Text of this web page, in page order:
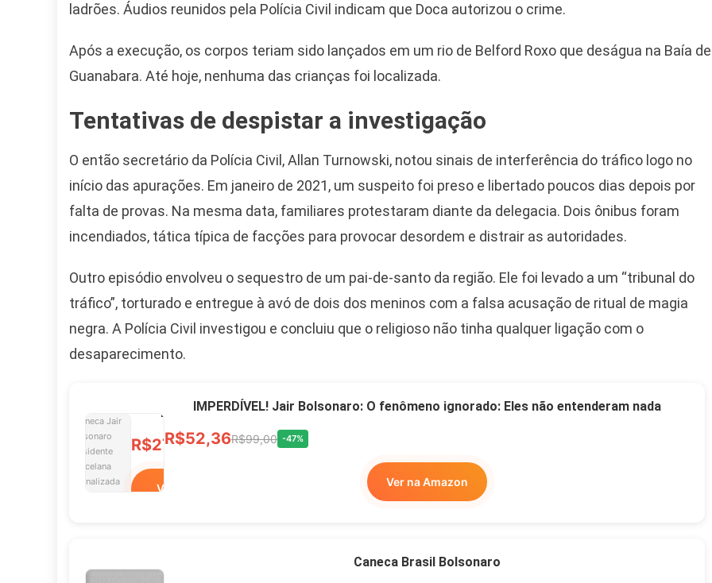
ladrões. Áudios reunidos pela Polícia Civil indicam que Doca autorizou o crime.
Após a execução, os corpos teriam sido lançados em um rio de Belford Roxo que deságua na Baía de
Guanabara. Até hoje, nenhuma das crianças foi localizada.
Tentativas de despistar a investigação
O então secretário da Polícia Civil, Allan Turnowski, notou sinais de interferência do tráfico logo no
início das apurações. Em janeiro de 2021, um suspeito foi preso e libertado poucos dias depois por
falta de provas. Na mesma data, familiares protestaram diante da delegacia. Dois ônibus foram
incendiados, tática típica de facções para provocar desordem e distrair as autoridades.
Outro episódio envolveu o sequestro de um pai-de-santo da região. Ele foi levado a um “tribunal do
tráfico”, torturado e entregue à avó de dois dos meninos com a falsa acusação de ritual de magia
negra. A Polícia Civil investigou e concluiu que o religioso não tinha qualquer ligação com o
desaparecimento.
Camiseta Camisa
2026 Pátria Brasil 6 X
10,00 S/JUROS
R$60,00R$99,00 -39%
Ver no MERCADO
LIVRE
Presidente Porcelana
Personalizada
R$27,99R$49,00 -43%
Ver no MERCADO
IMPERDÍVEL! Jair Bolsonaro: O fenômeno ignorado: Eles não entenderam nada
R$52,36R$99,00 -47%
Ver na Amazon
Caneca Brasil Bolsonaro